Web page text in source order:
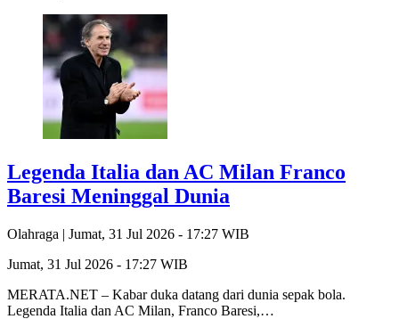
Legenda Italia dan AC Milan Franco
Baresi Meninggal Dunia
Olahraga | Jumat, 31 Jul 2026 - 17:27 WIB
Jumat, 31 Jul 2026 - 17:27 WIB
MERATA.NET – Kabar duka datang dari dunia sepak bola.
Legenda Italia dan AC Milan, Franco Baresi,…